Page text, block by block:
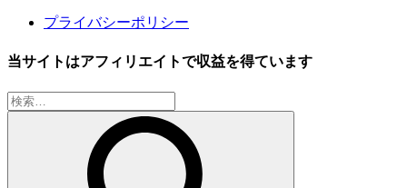
プライバシーポリシー
当サイトはアフィリエイトで収益を得ています
検
索: